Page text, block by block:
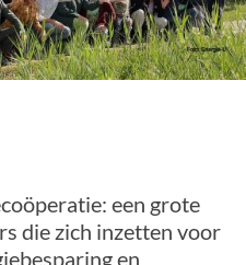
een grote
die zich inzetten voor
en